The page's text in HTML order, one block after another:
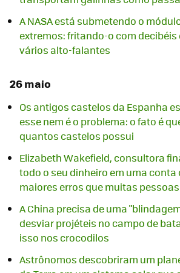
A NASA está submetendo o
extremos: fritando-o com
vários alto-falantes
26 maio
Os antigos castelos da Espanha
esse nem é o problema: o fato é
quantos castelos possui
Elizabeth Wakefield, consultora
todo o seu dinheiro em uma conta
maiores erros que muitas
A China precisa de uma
desviar projéteis no campo de
isso nos crocodilos
Astrônomos descobriram um